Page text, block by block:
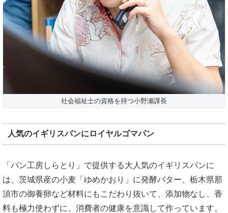
社会福祉士の資格を持つ小野瀬課長
人気のイギリスパンにロイヤルゴマパン
「パン工房しらとり」で提供する大人気のイギリスパンに
は、茨城県産の小麦「ゆめかおり」に発酵バター、栃木県那
須市の御養卵など材料にもこだわり抜いて、添加物なし、香
料も極力使わずに、消費者の健康を意識して作っています。